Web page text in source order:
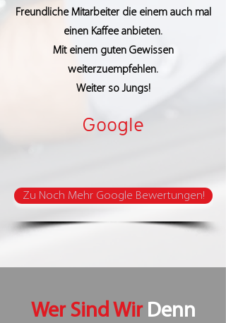
Freundliche Mitarbeiter die einem auch mal
einen Kaffee anbieten.
Mit einem guten Gewissen
weiterzuempfehlen.
Weiter so Jungs!
Google
Zu Noch Mehr Google Bewertungen!
Wer Sind WirDenn